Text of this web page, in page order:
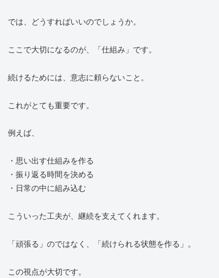
では、どうすればいいのでしょうか。
ここで大切になるのが、「仕組み」です。
続けるためには、意志に頼らないこと。
これがとても重要です。
例えば、
・思い出す仕組みを作る
・振り返る時間を決める
・日常の中に組み込む
こういった工夫が、継続を支えてくれます。
「頑張る」のではなく、「続けられる状態を作る」。
この視点が大切です。